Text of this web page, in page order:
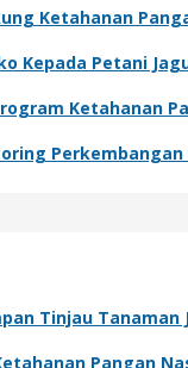
Ketahanan
Kepada Petani
Ketahanan
Tinjau Tanaman
Pangan